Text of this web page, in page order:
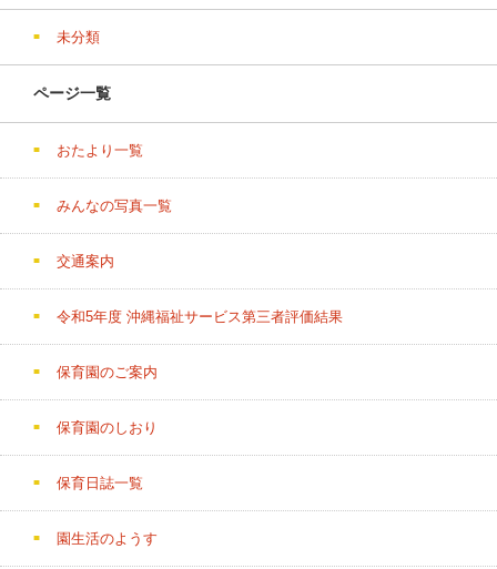
未分類
ページ一覧
おたより一覧
みんなの写真一覧
交通案内
令和5年度 沖縄福祉サービス第三者評価結果
保育園のご案内
保育園のしおり
保育日誌一覧
園生活のようす